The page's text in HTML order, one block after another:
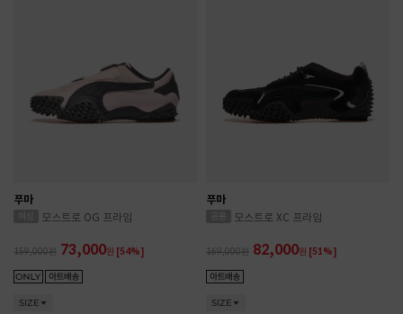
푸마
모스트로 OG 프라임
159,000 73,000원 [54%]
SIZE
푸마
모스트로 XC 프라임
169,000 82,000원 [51%]
SIZE